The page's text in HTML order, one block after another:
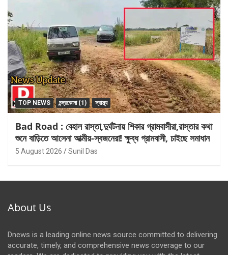
TOP NEWS চন্দ্রকোনা (1) স্বাস্থ্য
Bad Road : বেহাল রাস্তা,দুর্ঘটনায় শিকার গ্রামবাসীরা,রাস্তার কথা
শুনে বাড়িতে আসেনা আত্মীয়-স্বজনেরা! ক্ষুব্ধ গ্রামবাসী, চাইছে সমাধান
5 August 2026 Sunil Das
About Us
Dnews is a leading online news source committed to delivering
accurate, timely, and comprehensive news coverage to our